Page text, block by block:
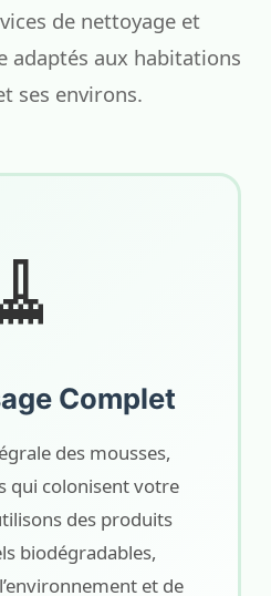
de nettoyage et
adaptés aux habitations
ses environs.
Complet
des mousses,
qui colonisent votre
des produits
biodégradables,
et de